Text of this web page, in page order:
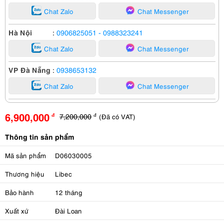
Chat Zalo Chat Messenger
Hà Nội : 0906825051 - 0988323241
Chat Zalo Chat Messenger
VP Đà Nẵng : 0938653132
Chat Zalo Chat Messenger
6,900,000 đ 7,200,000 đ (Đã có VAT)
Thông tin sản phẩm
Mã sản phẩm D06030005
Thương hiệu Libec
Bảo hành 12 tháng
Xuất xứ Đài Loan